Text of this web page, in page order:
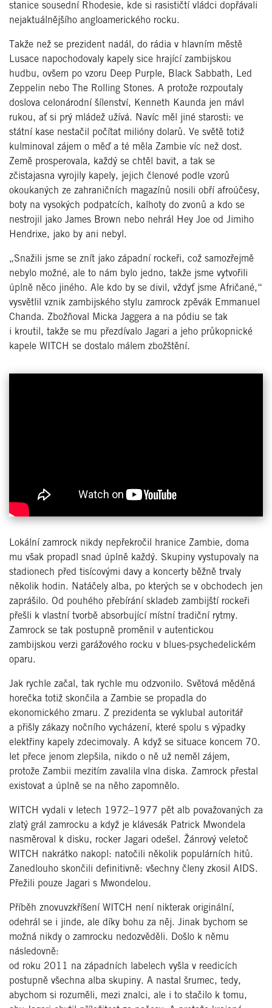
stanice sousední Rhodesie, kde si rasističtí vládci dopřávali
nejaktuálnějšího angloamerického rocku.
Takže než se prezident nadál, do rádia v hlavním městě
Lusace napochodovaly kapely sice hrající zambijskou
hudbu, ovšem po vzoru Deep Purple, Black Sabbath, Led
Zeppelin nebo The Rolling Stones. A protože rozpoutaly
doslova celonárodní šílenství, Kenneth Kaunda jen mávl
rukou, ať si prý mládež užívá. Navíc měl jiné starosti: ve
státní kase nestačil počítat milióny dolarů. Ve světě totiž
kulminoval zájem o měď a té měla Zambie víc než dost.
Země prosperovala, každý se chtěl bavit, a tak se
zčistajasna vyrojily kapely, jejich členové podle vzorů
okoukaných ze zahraničních magazínů nosili obří afroúčesy,
boty na vysokých podpatcích, kalhoty do zvonů a kdo se
nestrojil jako James Brown nebo nehrál Hey Joe od Jimiho
Hendrixe, jako by ani nebyl.
„Snažili jsme se znít jako západní rockeři, což samozřejmě
nebylo možné, ale to nám bylo jedno, takže jsme vytvořili
úplně něco jiného. Ale kdo by se divil, vždyť jsme Afričané,“
vysvětlil vznik zambijského stylu zamrock zpěvák Emmanuel
Chanda. Zbožňoval Micka Jaggera a na pódiu se tak
i kroutil, takže se mu přezdívalo Jagari a jeho průkopnické
kapele WITCH se dostalo málem zbožštění.
Lokální zamrock nikdy nepřekročil hranice Zambie, doma
mu však propadl snad úplně každý. Skupiny vystupovaly na
stadionech před tisícovými davy a koncerty běžně trvaly
několik hodin. Natáčely alba, po kterých se v obchodech jen
zaprášilo. Od pouhého přebírání skladeb zambijští rockeři
přešli k vlastní tvorbě absorbující místní tradiční rytmy.
Zamrock se tak postupně proměnil v autentickou
zambijskou verzi garážového rocku v blues-psychedelickém
oparu.
Jak rychle začal, tak rychle mu odzvonilo. Světová měděná
horečka totiž skončila a Zambie se propadla do
ekonomického zmaru. Z prezidenta se vyklubal autoritář
a přišly zákazy nočního vycházení, které spolu s výpadky
elektřiny kapely zdecimovaly. A když se situace koncem 70.
let přece jenom zlepšila, nikdo o ně už neměl zájem,
protože Zambii mezitím zavalila vlna diska. Zamrock přestal
existovat a úplně se na něho zapomnělo.
WITCH vydali v letech 1972–1977 pět alb považovaných za
zlatý grál zamrocku a když je klávesák Patrick Mwondela
nasměroval k disku, rocker Jagari odešel. Žánrový veletoč
WITCH nakrátko nakopl: natočili několik populárních hitů.
Zanedlouho skončili definitivně: všechny členy zkosil AIDS.
Přežili pouze Jagari s Mwondelou.
Příběh znovuvzkříšení WITCH není nikterak originální,
odehrál se i jinde, ale díky bohu za něj. Jinak bychom se
možná nikdy o zamrocku nedozvěděli. Došlo k němu
následovně:
od roku 2011 na západních labelech vyšla v reedicích
postupně všechna alba skupiny. A nastal šrumec, tedy,
abychom si rozuměli, mezi znalci, ale i to stačilo k tomu,